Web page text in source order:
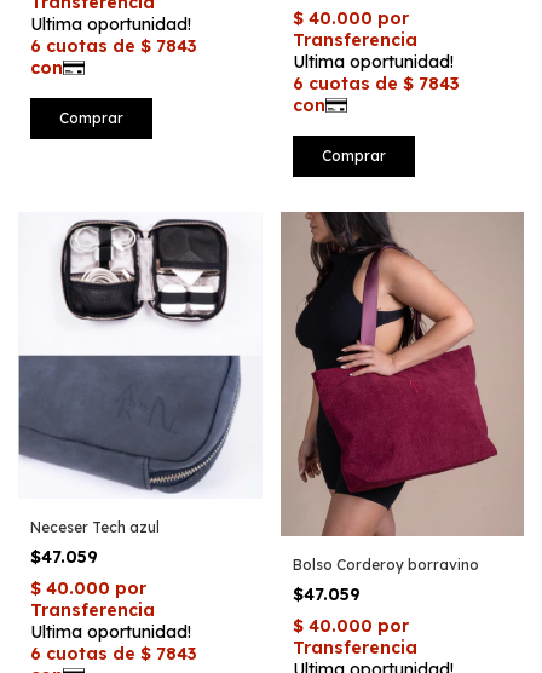
Neceser Tech azul
$47.059 Bolso Corderoy borravino
$47.059